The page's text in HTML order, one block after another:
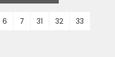
6 7 31 32
33